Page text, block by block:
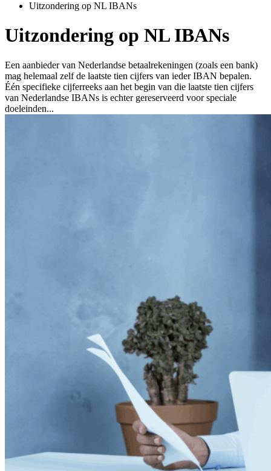
Uitzondering op NL IBANs
Uitzondering op NL IBANs
Een aanbieder van Nederlandse betaalrekeningen (zoals een bank)
mag helemaal zelf de laatste tien cijfers van ieder IBAN bepalen.
Één specifieke cijferreeks aan het begin van die laatste tien cijfers
van Nederlandse IBANs is echter gereserveerd voor speciale
doeleinden...